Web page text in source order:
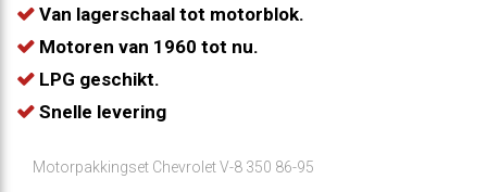
Van lagerschaal tot motorblok.
Motoren van 1960 tot nu.
LPG geschikt.
Snelle levering
Motorpakkingset Chevrolet V-8 350 86-95